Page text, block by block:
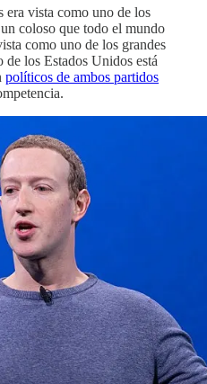
era vista como uno de los
coloso que todo el mundo
como uno de los grandes
los Estados Unidos está
políticos de ambos partidos